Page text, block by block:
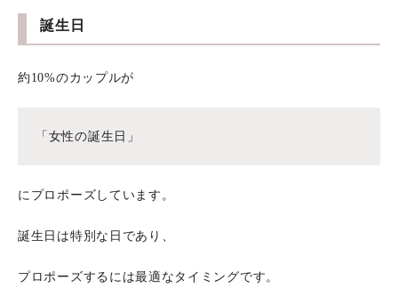
誕生日
約10%のカップルが
「女性の誕生日」
にプロポーズしています。
誕生日は特別な日であり、
プロポーズするには最適なタイミングです。